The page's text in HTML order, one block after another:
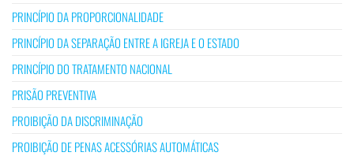
PRINCÍPIO DA PROPORCIONALIDADE
PRINCÍPIO DA SEPARAÇÃO ENTRE A IGREJA E O ESTADO
PRINCÍPIO DO TRATAMENTO NACIONAL
PRISÃO PREVENTIVA
PROIBIÇÃO DA DISCRIMINAÇÃO
PROIBIÇÃO DE PENAS ACESSÓRIAS AUTOMÁTICAS